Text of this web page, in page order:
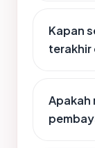
Kapan
terakhir
Apakah